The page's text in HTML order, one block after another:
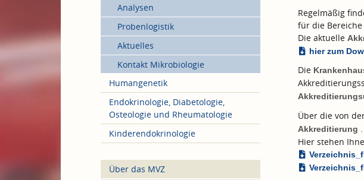
Analysen
Probenlogistik
Aktuelles
Kontakt Mikrobiologie
Humangenetik
Endokrinologie, Diabetologie,
Osteologie und Rheumatologie
Kinderendokrinologie
Über das MVZ
Regelmäßig
für die
Die aktuelle
hier zum
Die
Über die von
Akkreditierung
Hier stehen